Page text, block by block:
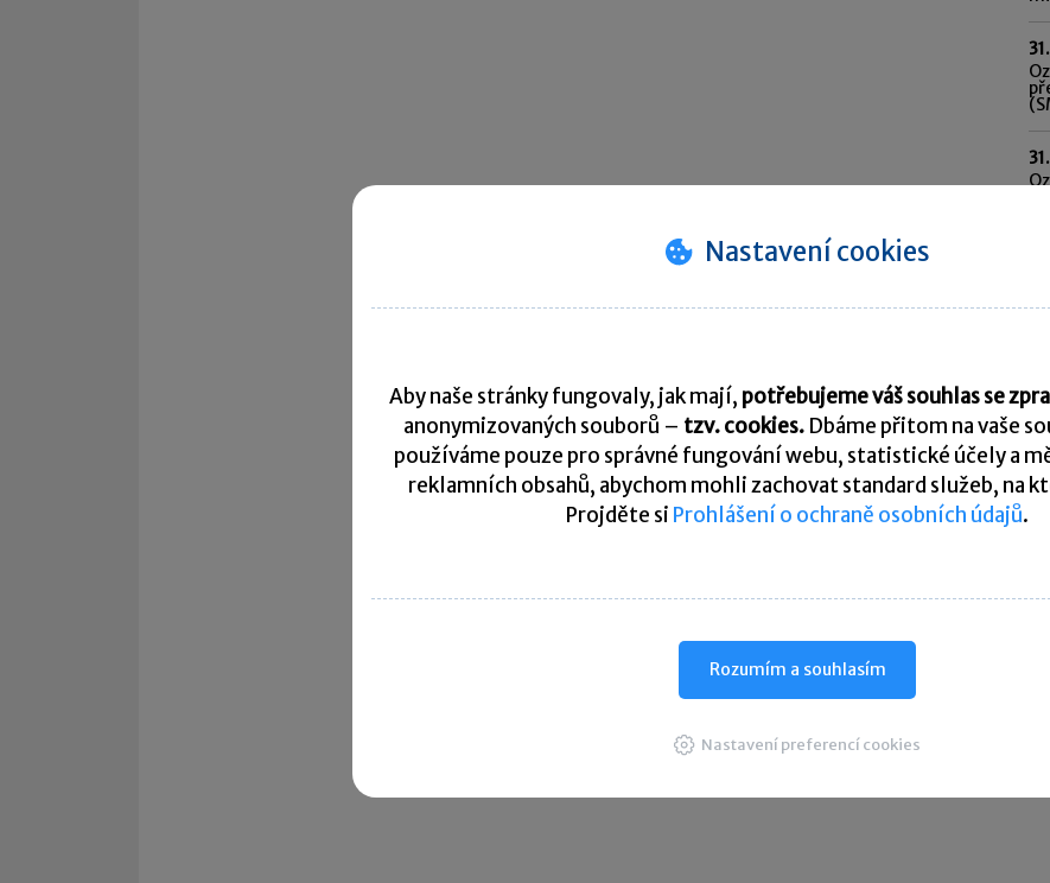
Nastavení cookies
Aby naše stránky fungovaly, jak mají, potřebujeme váš souhlas se
anonymizovaných souborů – tzv. cookies. Dbáme přitom na vaše
používáme pouze pro správné fungování webu, statistické účely a
reklamních obsahů, abychom mohli zachovat standard služeb, na
Projděte si Prohlášení o ochraně osobních údajů.
Rozumím a souhlasím
Nastavení preferencí cookies